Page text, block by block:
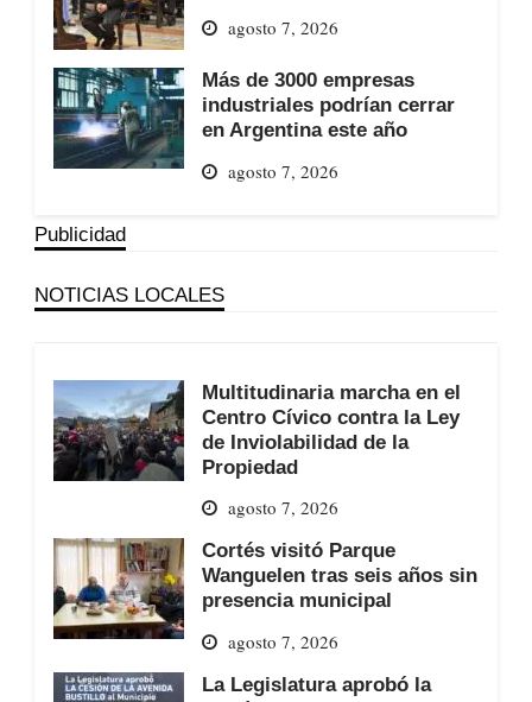
agosto 7, 2026
Más de 3000 empresas
industriales podrían cerrar
en Argentina este año
agosto 7, 2026
Publicidad
NOTICIAS LOCALES
Multitudinaria marcha en el
Centro Cívico contra la Ley
de Inviolabilidad de la
Propiedad
agosto 7, 2026
Cortés visitó Parque
Wanguelen tras seis años sin
presencia municipal
agosto 7, 2026
La Legislatura aprobó la